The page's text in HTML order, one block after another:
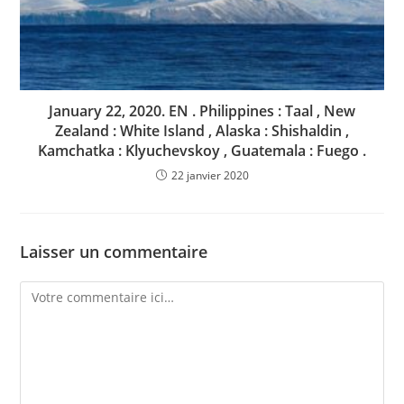
January 22, 2020. EN . Philippines : Taal , New
Zealand : White Island , Alaska : Shishaldin ,
Kamchatka : Klyuchevskoy , Guatemala : Fuego .
22 janvier 2020
Laisser un commentaire
Comment